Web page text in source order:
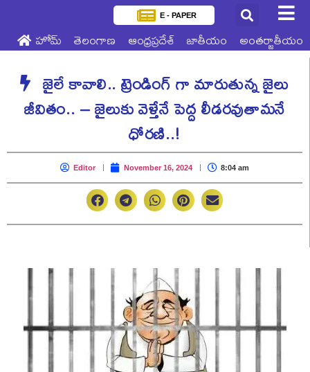
E - PAPER
హోమ్ తెలంగాణ ఆంధ్రప్రదేశ్ జాతీయం అంతర్జాతీయం
జైలే కావాలి.. ట్రెండింగ్ గా మారుతున్న జైలు
జీవితం.. – జైలుకు వెళ్తేనే పెద్ద లీడరవుతామనే
ధోరణి..!
Editor November 16, 2024 8:04 am